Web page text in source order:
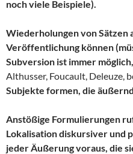
noch viele Beispiele).
Wiederholungen von Sätzen
Veröffentlichung können
Subversion ist immer
Althusser, Foucault, Deleuze,
Subjekte formen, die
Anstößige Formulierungen
Lokalisation diskursiver und
jeder Äußerung voraus, die